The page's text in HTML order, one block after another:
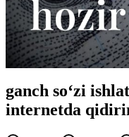
ganch so‘zi
internetda